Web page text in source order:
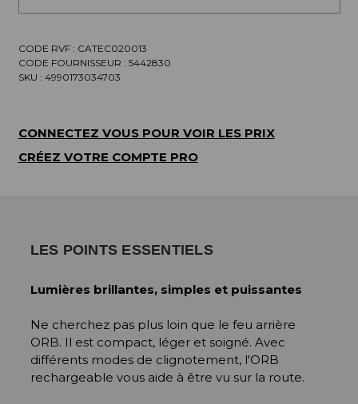
CODE RVF : CATEC020013
CODE FOURNISSEUR : 5442830
SKU : 4990173034703
CONNECTEZ VOUS POUR VOIR LES PRIX
CRÉEZ VOTRE COMPTE PRO
LES POINTS ESSENTIELS
Lumières brillantes, simples et puissantes
Ne cherchez pas plus loin que le feu arrière
ORB. Il est compact, léger et soigné. Avec
différents modes de clignotement, l'ORB
rechargeable vous aide à être vu sur la route.